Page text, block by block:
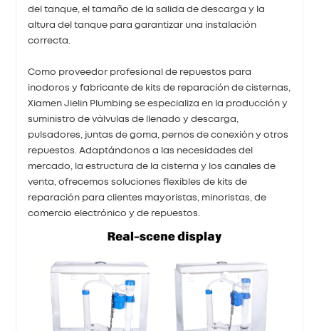
del tanque, el tamaño de la salida de descarga y la
altura del tanque para garantizar una instalación
correcta.
Como proveedor profesional de repuestos para
inodoros y fabricante de kits de reparación de cisternas,
Xiamen Jielin Plumbing se especializa en la producción y
suministro de válvulas de llenado y descarga,
pulsadores, juntas de goma, pernos de conexión y otros
repuestos. Adaptándonos a las necesidades del
mercado, la estructura de la cisterna y los canales de
venta, ofrecemos soluciones flexibles de kits de
reparación para clientes mayoristas, minoristas, de
comercio electrónico y de repuestos.